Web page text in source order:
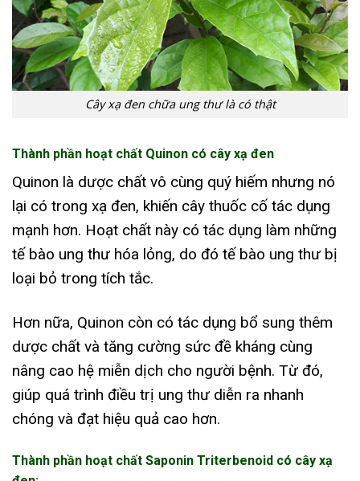
Cây xạ đen chữa ung thư là có thật
Thành phần hoạt chất Quinon có cây xạ đen
Quinon là dược chất vô cùng quý hiếm nhưng nó
lại có trong xạ đen, khiến cây thuốc cố tác dụng
mạnh hơn. Hoạt chất này có tác dụng làm những
tế bào ung thư hóa lỏng, do đó tế bào ung thư bị
loại bỏ trong tích tắc.
Hơn nữa, Quinon còn có tác dụng bổ sung thêm
dược chất và tăng cường sức đề kháng cùng
nâng cao hệ miễn dịch cho người bệnh. Từ đó,
giúp quá trình điều trị ung thư diễn ra nhanh
chóng và đạt hiệu quả cao hơn.
Thành phần hoạt chất Saponin Triterbenoid có cây xạ